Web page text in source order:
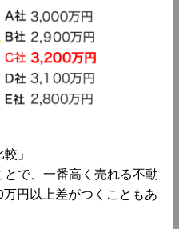
」
で、一番高く売れる不動
円以上差がつくこともあ